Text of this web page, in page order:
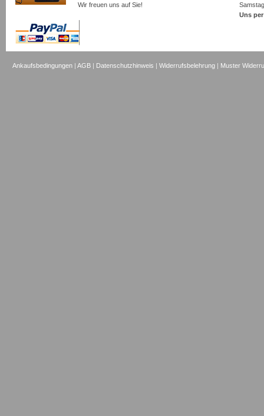
Wir freuen uns auf Sie!
Uns
Ankaufsbedingungen |AGB | Datenschutzhinweis |Widerrufsbelehrung | Muster